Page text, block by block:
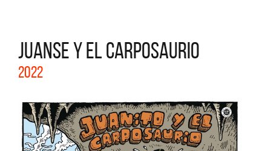
JUANSE Y EL CARPOSAURIO
2022